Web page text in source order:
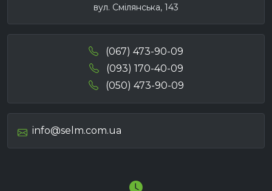
вул. Смілянська, 143
(067) 473-90-09
(093) 170-40-09
(050) 473-90-09
info@selm.com.ua